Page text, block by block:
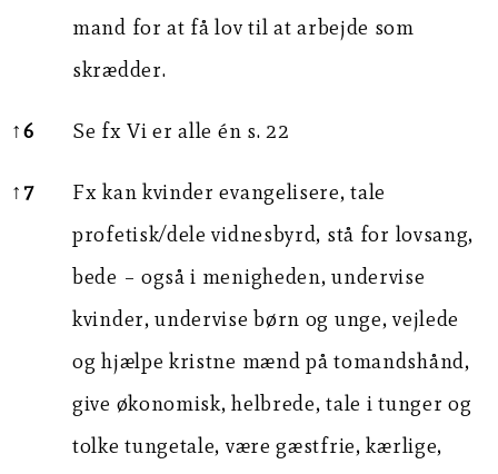
mand for at få lov til at arbejde som
skrædder.
↑6 Se fx Vi er alle én s. 22
↑7
Fx kan kvinder evangelisere, tale
profetisk/dele vidnesbyrd, stå for lovsang,
bede – også i menigheden, undervise
kvinder, undervise børn og unge, vejlede
og hjælpe kristne mænd på tomandshånd,
give økonomisk, helbrede, tale i tunger og
tolke tungetale, være gæstfrie, kærlige,